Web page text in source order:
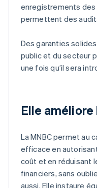
enregistrements
permettent des
Des garanties
public et du secteur
une fois qu’il sera
Elle
La MNBC permet au
efficace en
coût et en réduisant
financiers, sans
aussi. Elle instaure